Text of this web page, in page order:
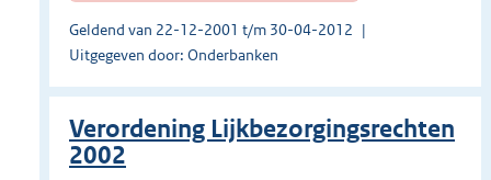
Geldend van 22-12-2001 t/m 30-04-2012
Uitgegeven door: Onderbanken
Verordening Lijkbezorgingsrechten
2002